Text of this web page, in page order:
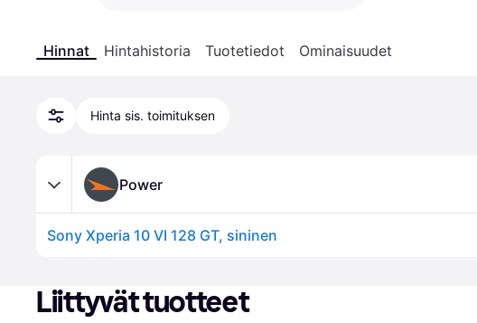
Hinnat Hintahistoria Tuotetiedot Ominaisuudet
Hinta sis. toimituksen
Power
Sony Xperia 10 VI 128 GT, sininen
Liittyvät tuotteet